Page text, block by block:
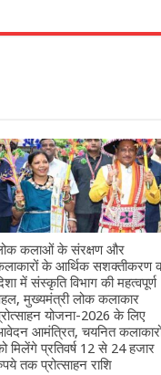
ar
कलाओं के संरक्षण और
के आर्थिक सशक्तीकरण
में संस्कृति विभाग की महत्वपूर्ण
मुख्यमंत्री लोक कलाकार
योजना-2026 के लिए
आमंत्रित, चयनित
मिलेंगे प्रतिवर्ष 12 से 24 हजार
तक प्रोत्साहन राशि